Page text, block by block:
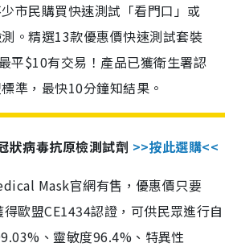
市民購買快速測試「看門口」或
。精選13款優惠價快速測試套裝
平$10有交易！產品已獲衛生署認
準，最快10分鐘知結果。
狀病毒抗原檢測試劑 >>按此選購<<
Mask官網有售，優惠價只要
歐盟CE1434認證，可供民眾進行自
、靈敏度96.4%、特異性